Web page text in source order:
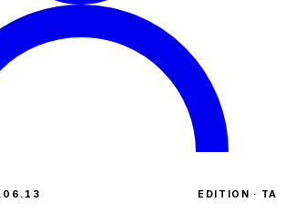
EDITION · TA